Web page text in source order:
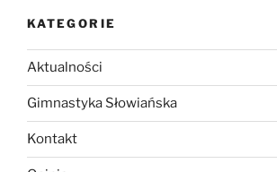
KATEGORIE
Aktualności
Gimnastyka Słowiańska
Kontakt